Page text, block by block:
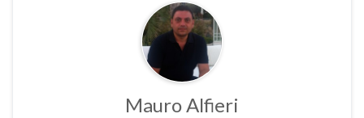
Mauro Alfieri